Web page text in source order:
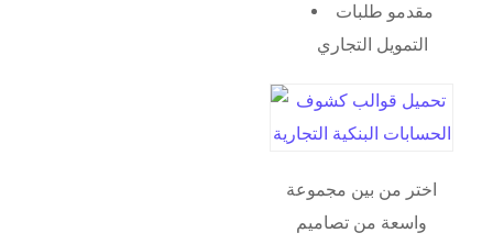
مقدمو طلبات
التمويل التجاري
اختر من بين مجموعة
واسعة من تصاميم